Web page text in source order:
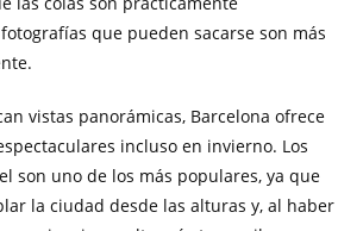
que pueden sacarse son más
vistas panorámicas, Barcelona ofrece
incluso en invierno. Los
son uno de los más populares, ya que
la ciudad desde las alturas y, al haber